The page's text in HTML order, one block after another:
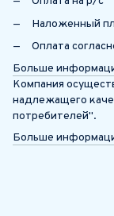
Наложенный
Оплата
Больше
Компания
надлежащего
потребителей".
Больше